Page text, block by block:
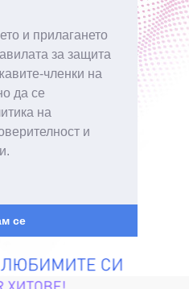
и прилагането
за защита
членки на
да се
на
и
се